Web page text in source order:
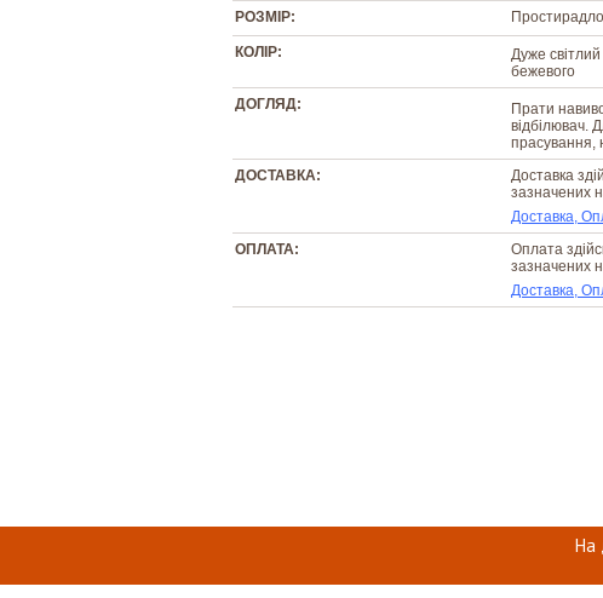
На
РОЗМІР:
КОЛІР:
Дуже
бежевого
ДОГЛЯД:
Прати
відбілювач.
прасування,
ДОСТАВКА:
Доставка
зазначених
Доставка,
ОПЛАТА:
Оплата
зазначених
Доставка,